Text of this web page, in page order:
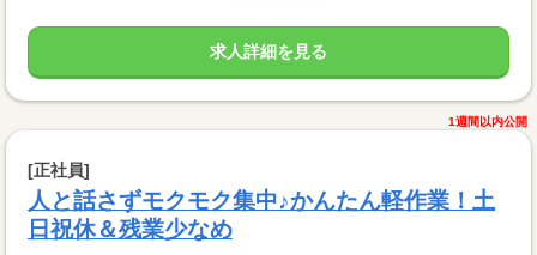
求人詳細を見る
1週間以内公開
[正社員]
人と話さずモクモク集中♪かんたん軽作業！土
日祝休＆残業少なめ